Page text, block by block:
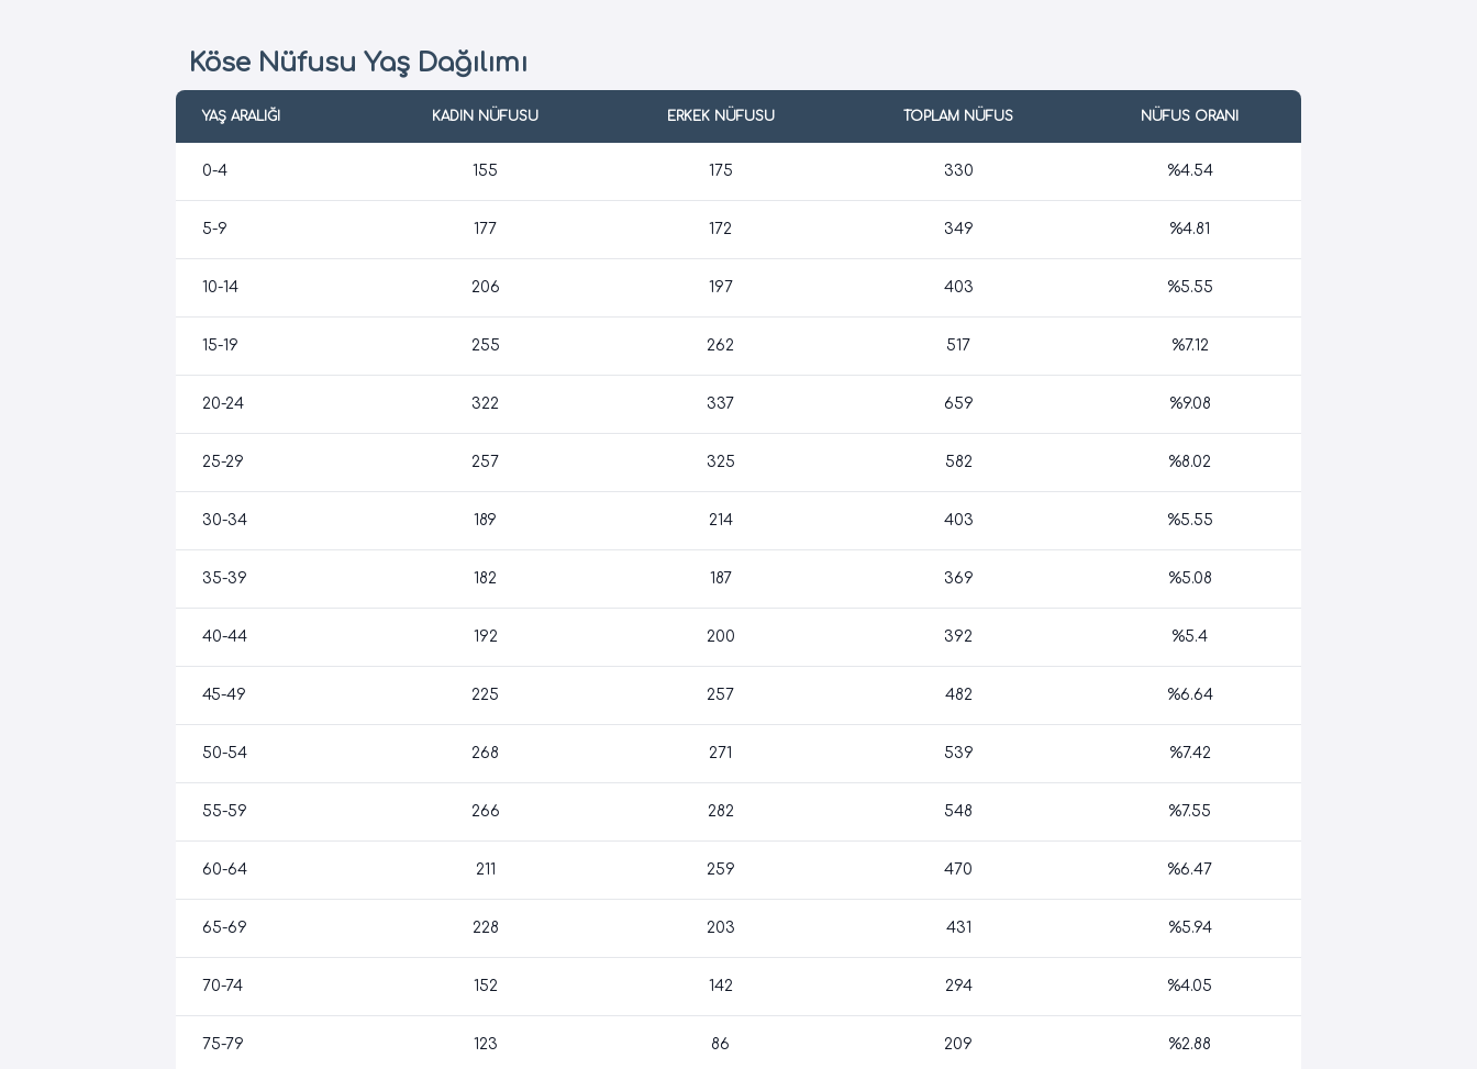
Köse Nüfusu Yaş Dağılımı
YAŞ ARALIĞI KADIN NÜFUSU ERKEK NÜFUSU TOPLAM NÜFUS NÜFUS ORANI
0-4 155 175 330 %4.54
5-9 177 172 349 %4.81
10-14 206 197 403 %5.55
15-19 255 262 517 %7.12
20-24 322 337 659 %9.08
25-29 257 325 582 %8.02
30-34 189 214 403 %5.55
35-39 182 187 369 %5.08
40-44 192 200 392 %5.4
45-49 225 257 482 %6.64
50-54 268 271 539 %7.42
55-59 266 282 548 %7.55
60-64 211 259 470 %6.47
65-69 228 203 431 %5.94
70-74 152 142 294 %4.05
75-79 123 86 209 %2.88